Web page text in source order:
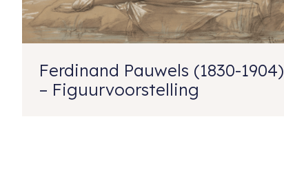
Ferdinand Pauwels (1830-1904)
– Figuurvoorstelling